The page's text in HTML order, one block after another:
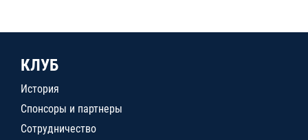
КЛУБ
История
Спонсоры и партнеры
Сотрудничество